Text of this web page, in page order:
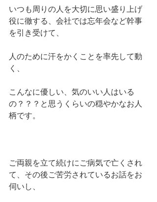
いつも周りの人を大切に思い盛り上げ
役に徹する、会社では忘年会など幹事
を引き受けて、
人のために汗をかくことを率先して動
く、
こんなに優しい、気のいい人はいる
の？？？と思うくらいの穏やかなお人
柄です。
ご両親を立て続けにご病気で亡くされ
て、その後ご苦労されているお話をお
伺いし、